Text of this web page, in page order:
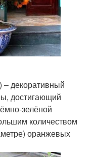
– декоративный
достигающий
зелёной
количеством
оранжевых